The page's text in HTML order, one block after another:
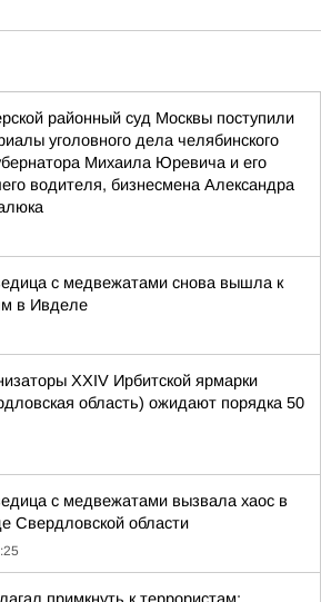
районный суд Москвы поступили
уголовного дела челябинского
Михаила Юревича и его
водителя, бизнесмена Александра
с медвежатами снова вышла к
в Ивделе
XXIV Ирбитской ярмарки
область) ожидают порядка 50
с медвежатами вызвала хаос в
Свердловской области